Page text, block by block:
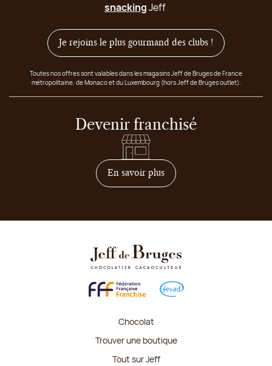
snackingJeff
Je rejoins le plus gourmand des clubs !
Toutes nos offres sont valables dans les magasins Jeff de Bruges de France
métropolitaine, de Monaco et du Luxembourg (hors Jeff de Bruges outlet).
Devenir franchisé
En savoir plussur comment devenir
Chocolat
Trouver une boutique
Tout sur Jeff